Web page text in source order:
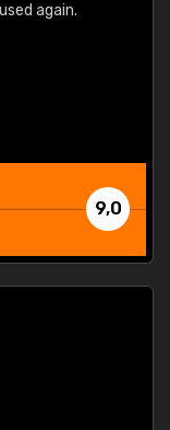
again.
9,0